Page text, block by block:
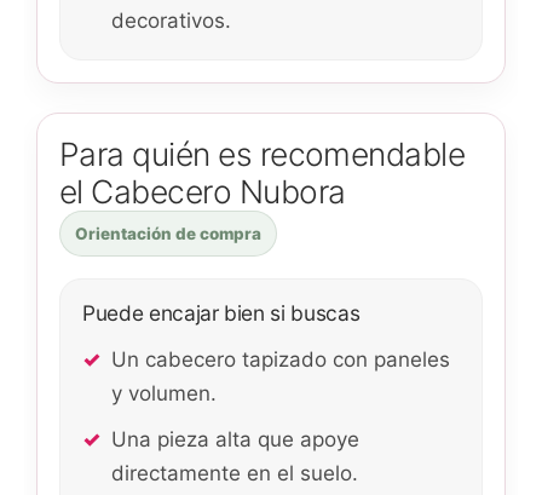
decorativos.
Para quién es recomendable
el Cabecero Nubora
Orientación de compra
Puede encajar bien si buscas
Un cabecero tapizado con paneles
y volumen.
Una pieza alta que apoye
directamente en el suelo.